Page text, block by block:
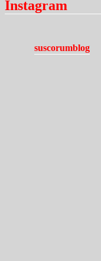
Instagram
suscorumblog